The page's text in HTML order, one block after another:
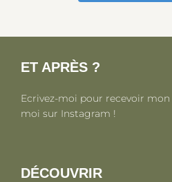
ET APRÈS ?
Ecrivez-moi pour recevoir
moi sur Instagram !
DÉCOUVRIR